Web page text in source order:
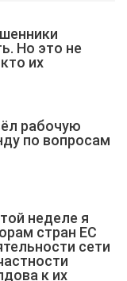
Но это не
их
рабочую
по вопросам
неделе я
стран ЕС
сети
к их